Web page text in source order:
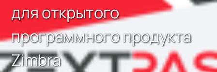
для открытого
программного продукта
Zimbra